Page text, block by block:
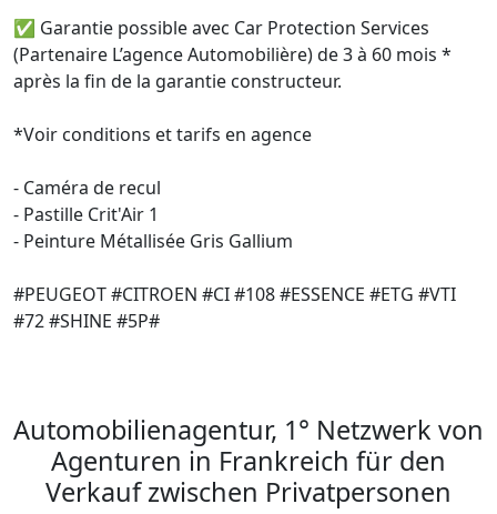
✅ Garantie possible avec Car Protection Services
(Partenaire L’agence Automobilière) de 3 à 60 mois *
après la fin de la garantie constructeur.
*Voir conditions et tarifs en agence
- Caméra de recul
- Pastille Crit'Air 1
- Peinture Métallisée Gris Gallium
#PEUGEOT #CITROEN #CI #108 #ESSENCE #ETG #VTI
#72 #SHINE #5P#
Automobilienagentur, 1° Netzwerk von
Agenturen in Frankreich für den
Verkauf zwischen Privatpersonen